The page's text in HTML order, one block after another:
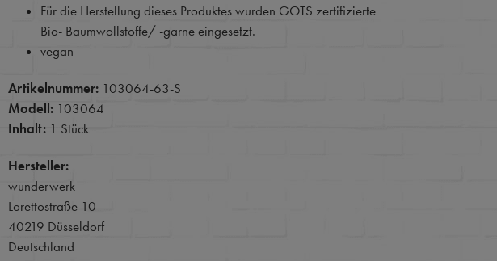
Für die Herstellung dieses Produktes wurden GOTS zertifizierte
Bio- Baumwollstoffe/ -garne eingesetzt.
vegan
Artikelnummer: 103064-63-S
Modell: 103064
Inhalt: 1 Stück
Hersteller:
wunderwerk
Lorettostraße 10
40219 Düsseldorf
Deutschland